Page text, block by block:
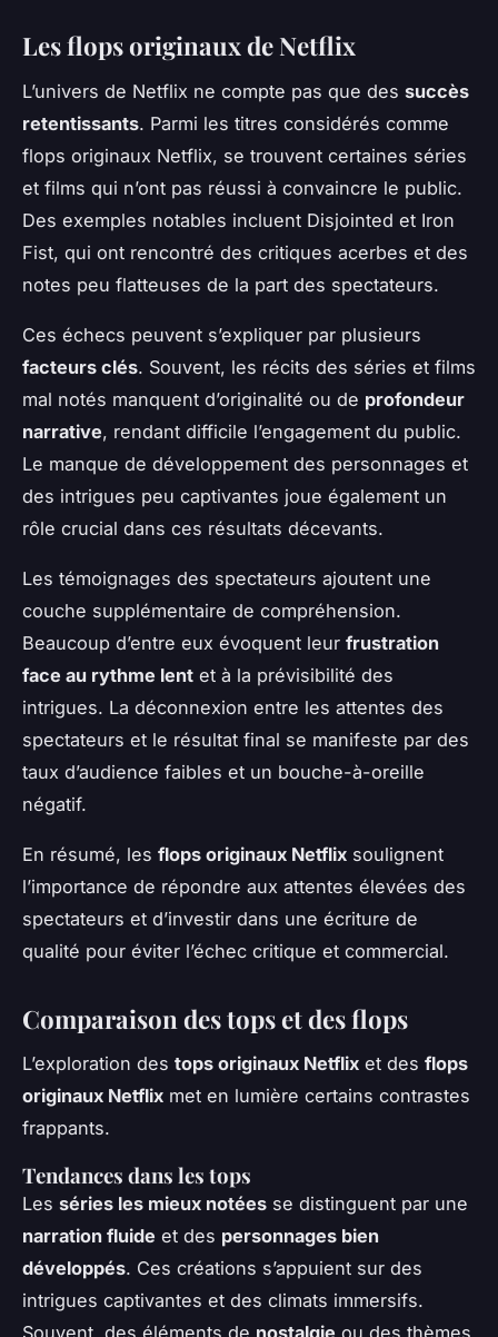
Les flops originaux de Netflix
L’univers de Netflix ne compte pas que des succès
retentissants. Parmi les titres considérés comme
flops originaux Netflix, se trouvent certaines séries
et films qui n’ont pas réussi à convaincre le public.
Des exemples notables incluent Disjointed et Iron
Fist, qui ont rencontré des critiques acerbes et des
notes peu flatteuses de la part des spectateurs.
Ces échecs peuvent s’expliquer par plusieurs
facteurs clés. Souvent, les récits des séries et films
mal notés manquent d’originalité ou de profondeur
narrative, rendant difficile l’engagement du public.
Le manque de développement des personnages et
des intrigues peu captivantes joue également un
rôle crucial dans ces résultats décevants.
Les témoignages des spectateurs ajoutent une
couche supplémentaire de compréhension.
Beaucoup d’entre eux évoquent leur frustration
face au rythme lent et à la prévisibilité des
intrigues. La déconnexion entre les attentes des
spectateurs et le résultat final se manifeste par des
taux d’audience faibles et un bouche-à-oreille
négatif.
En résumé, les flops originaux Netflix soulignent
l’importance de répondre aux attentes élevées des
spectateurs et d’investir dans une écriture de
qualité pour éviter l’échec critique et commercial.
Comparaison des tops et des flops
L’exploration des tops originaux Netflix et des flops
originaux Netflix met en lumière certains contrastes
frappants.
Tendances dans les tops
Les séries les mieux notées se distinguent par une
narration fluide et des personnages bien
développés. Ces créations s’appuient sur des
intrigues captivantes et des climats immersifs.